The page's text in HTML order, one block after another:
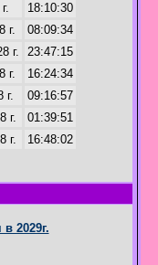
18:10:30
г.
08:09:34
г.
23:47:15
г.
16:24:34
г.
09:16:57
г.
01:39:51
г. 16:48:02
2029г.